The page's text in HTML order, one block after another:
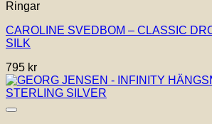
Ringar
CAROLINE SVEDBOM – CLASSIC
SILK
795 kr